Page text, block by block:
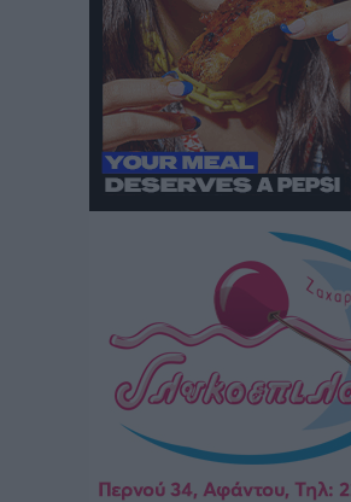
“Η Ευρώπη αντιμετώπιζε το
τρόμου” – Η συγκλονιστική
Γιασιράνη στον RV για τα
Σύμφωνο της Λέρου
Τοπικές Ειδήσεις• πριν 2 ώρες
Συναυλία με τον Γιάννη Κότσιρα
Έκτακτη συνεδρίαση της Δημοτικής
αύριο Παρασκευή 7 Αυγούστου
Τοπικές Ειδήσεις• πριν 2 ώρες
ΑΕΡΑ: Δεν σταματάει να
Μητρόπουλος